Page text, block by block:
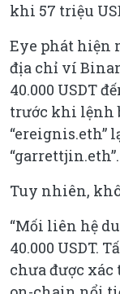
khi 57 triệu
Eye phát hiện
địa chỉ ví
40.000 USDT
trước khi lệnh
“ereignis.eth”
“garrettjin.eth”.
Tuy nhiên,
“Mối liên hệ
40.000 USDT.
chưa được xác